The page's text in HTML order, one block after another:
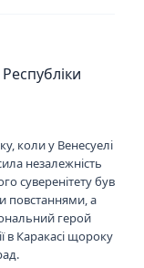
коли у Венесуелі
незалежність
суверенітету був
повстаннями, а
герой
в Каракасі щороку